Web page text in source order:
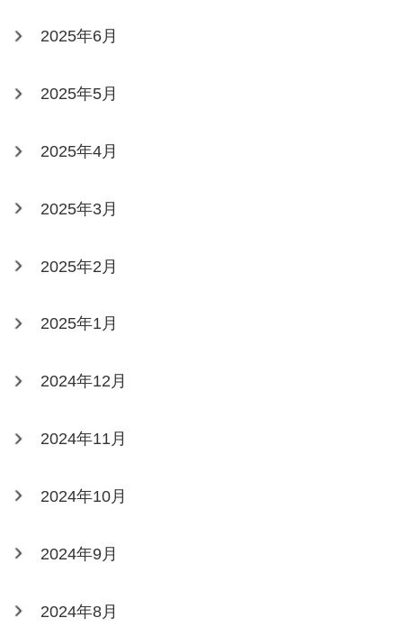
2025年6月
2025年5月
2025年4月
2025年3月
2025年2月
2025年1月
2024年12月
2024年11月
2024年10月
2024年9月
2024年8月